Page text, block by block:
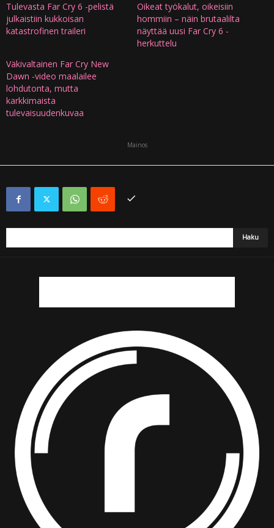
Tulevasta Far Cry 6 -pelistä
julkaistiin kukkoisan
katastrofinen traileri
Oikeat työkalut, oikeisiin
hommiin – näin brutaalilta
näyttää uusi Far Cry 6 -
herkuttelu
Väkivaltainen Far Cry New
Dawn -video maalailee
lohdutonta, mutta
karkkimaista
tulevaisuudenkuvaa
Mainos